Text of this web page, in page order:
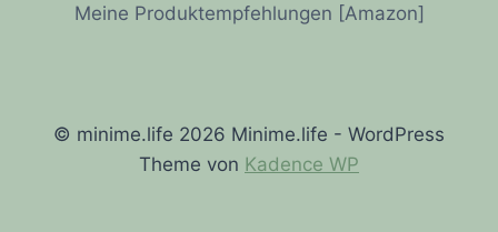
Meine Produktempfehlungen [Amazon]
© minime.life 2026 Minime.life - WordPress
Theme von Kadence WP